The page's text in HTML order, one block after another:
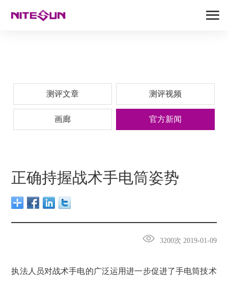
测评文章 测评视频
画廊 官方新闻
正确持握战术手电筒姿势
3200次 2019-01-09
执法人员对战术手电的广泛运用进一步促进了手电筒技术